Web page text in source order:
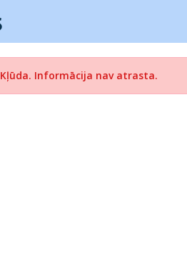
Kļūda. Informācija nav atrasta.